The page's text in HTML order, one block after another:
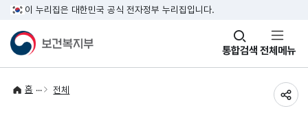
이 누리집은 대한민국 공식 전자정부 누리집입니다.
통합검색
창
열기 전체메뉴
홈 전체